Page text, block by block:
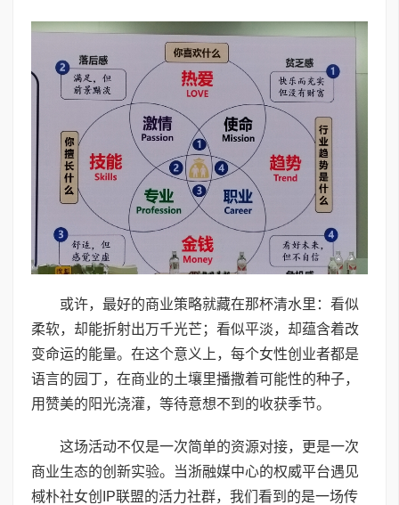
或许，最好的商业策略就藏在那杯清水里：看似
柔软，却能折射出万千光芒；看似平淡，却蕴含着改
变命运的能量。在这个意义上，每个女性创业者都是
语言的园丁，在商业的土壤里播撒着可能性的种子，
用赞美的阳光浇灌，等待意想不到的收获季节。
这场活动不仅是一次简单的资源对接，更是一次
商业生态的创新实验。当浙融媒中心的权威平台遇见
棫朴社女创IP联盟的活力社群，我们看到的是一场传